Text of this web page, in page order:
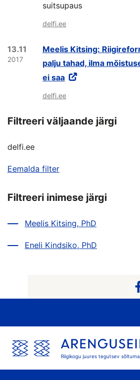
suitsupaus
delfi.ee
13.11
2017
Meelis Kitsing:
palju tahad, ilma
ei saa
delfi.ee
Filtreeri väljaande järgi
delfi.ee
Eemalda filter
Filtreeri inimese järgi
Meelis Kitsing, PhD
Eneli Kindsiko, PhD
Riigikogu juures tegutsev